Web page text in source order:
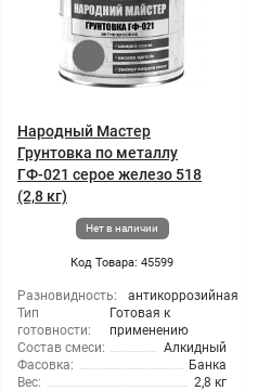
Народный Мастер
Грунтовка по металлу
ГФ-021 серое железо 518
(2,8 кг)
Нет в наличии
Код Товара: 45599
Разновидность:
антикоррозийная
Тип
готовности:
Готовая к
применению
Состав смеси:
Алкидный
Фасовка:
Банка
Вес:
2,8 кг